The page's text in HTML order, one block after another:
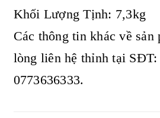
Khối Lượng Tịnh: 7,3kg
Các thông tin khác về sản
lòng liên hệ thỉnh tại SĐT:
0773636333.